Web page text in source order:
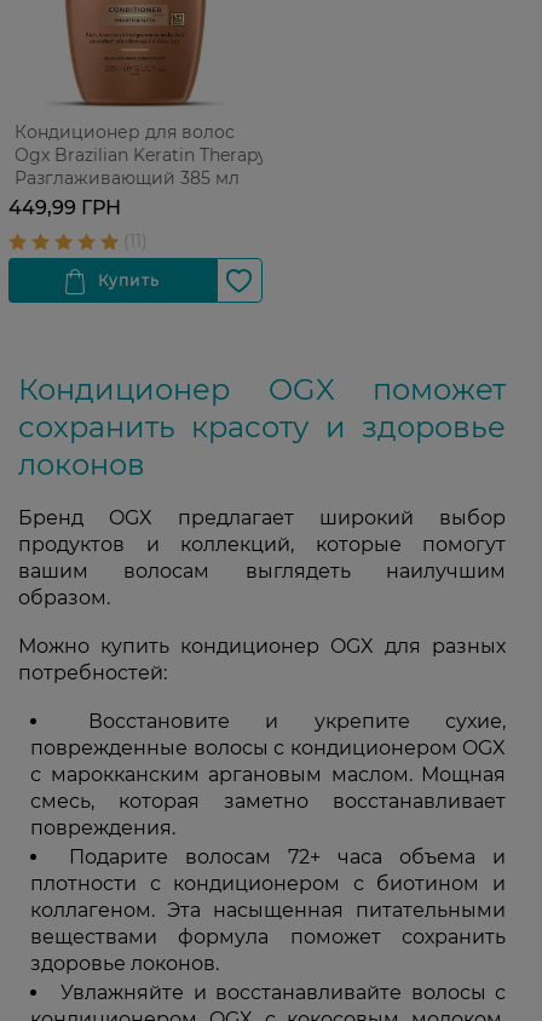
Кондиционер для волос
Ogx Brazilian Keratin Therapy
Разглаживающий 385 мл
449,99 ГРН
Кондиционер OGX поможет
сохранить красоту и здоровье
локонов
Бренд OGX предлагает широкий выбор
продуктов и коллекций, которые помогут
вашим волосам выглядеть наилучшим
образом.
Можно купить кондиционер OGX для разных
потребностей:
Восстановите и укрепите сухие,
поврежденные волосы с кондиционером OGX
с марокканским аргановым маслом. Мощная
смесь, которая заметно восстанавливает
повреждения.
Подарите волосам 72+ часа объема и
плотности с кондиционером с биотином и
коллагеном. Эта насыщенная питательными
веществами формула поможет сохранить
здоровье локонов.
Увлажняйте и восстанавливайте волосы с